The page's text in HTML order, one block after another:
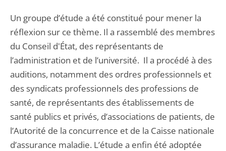
Un groupe d’étude a été constitué pour mener la
réflexion sur ce thème. Il a rassemblé des membres
du Conseil d'État, des représentants de
l’administration et de l’université. Il a procédé à des
auditions, notamment des ordres professionnels et
des syndicats professionnels des professions de
santé, de représentants des établissements de
santé publics et privés, d’associations de patients, de
l’Autorité de la concurrence et de la Caisse nationale
d’assurance maladie. L’étude a enfin été adoptée